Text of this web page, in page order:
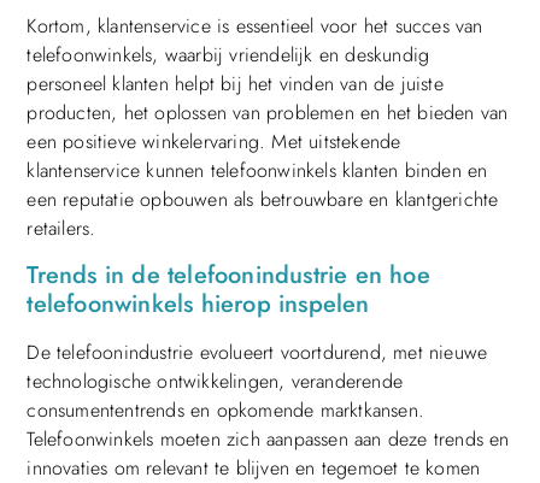
Kortom, klantenservice is essentieel voor het succes van
telefoonwinkels, waarbij vriendelijk en deskundig
personeel klanten helpt bij het vinden van de juiste
producten, het oplossen van problemen en het bieden van
een positieve winkelervaring. Met uitstekende
klantenservice kunnen telefoonwinkels klanten binden en
een reputatie opbouwen als betrouwbare en klantgerichte
retailers.
Trends in de telefoonindustrie en hoe
telefoonwinkels hierop inspelen
De telefoonindustrie evolueert voortdurend, met nieuwe
technologische ontwikkelingen, veranderende
consumententrends en opkomende marktkansen.
Telefoonwinkels moeten zich aanpassen aan deze trends en
innovaties om relevant te blijven en tegemoet te komen